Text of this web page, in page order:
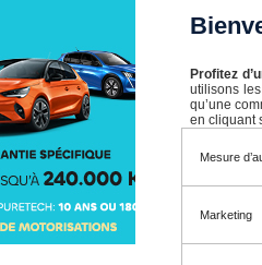
Profitez
utilisons
qu’une
en cliquant
Mesure
Marketing